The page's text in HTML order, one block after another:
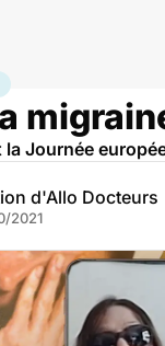
la Journée
d'Allo Docteurs
2021